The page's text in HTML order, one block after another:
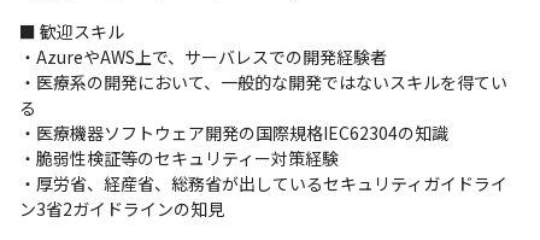
・総合ITソリューションベンダーの当社では上流工程から下流工
程まで、またプロジェクト規模も小規模から大規模まで幅広く経
験ができるので早期のスキルアップが目指せます
・フォローアップ研修など充実しているのでベテランの方も成長
できる環境を用意しています
・リーダーやプロジェクトリーダーといったプロジェクトマネジ
メント経験を積みたい方も大歓迎。ぜひ当社で自身の市場価値を
高めてみませんか。
■ 歓迎スキル
・AzureやAWS上で、サーバレスでの開発経験者
・医療系の開発において、一般的な開発ではないスキルを得てい
る
・医療機器ソフトウェア開発の国際規格IEC62304の知識
・脆弱性検証等のセキュリティー対策経験
・厚労省、経産省、総務省が出しているセキュリティガイドライ
ン3省2ガイドラインの知見